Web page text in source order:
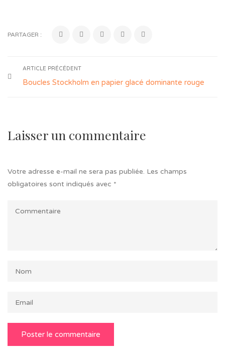
PARTAGER :
ARTICLE PRÉCÉDENT
Boucles Stockholm en papier glacé dominante rouge
Laisser un commentaire
Votre adresse e-mail ne sera pas publiée. Les champs
obligatoires sont indiqués avec *